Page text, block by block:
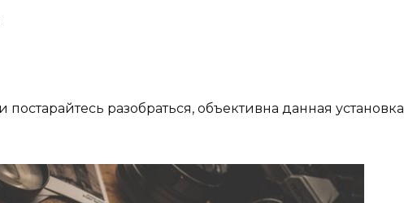
разобраться, объективна данная установка